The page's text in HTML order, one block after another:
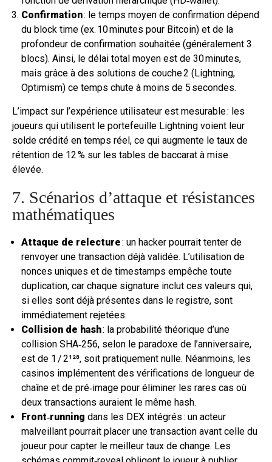
Confirmation: le temps moyen de confirmation dépend
du block time (ex. 10 minutes pour Bitcoin) et de la
profondeur de confirmation souhaitée (généralement 3
blocs). Ainsi, le délai total moyen est de 30 minutes,
mais grâce à des solutions de couche 2 (Lightning,
Optimism) ce temps chute à moins de 5 secondes.
L’impact sur l’expérience utilisateur est mesurable : les
joueurs qui utilisent le portefeuille Lightning voient leur
solde crédité en temps réel, ce qui augmente le taux de
rétention de 12 % sur les tables de baccarat à mise
élevée.
7. Scénarios d’attaque et résistances
mathématiques
Attaque de relecture: un hacker pourrait tenter de
renvoyer une transaction déjà validée. L’utilisation de
nonces uniques et de timestamps empêche toute
duplication, car chaque signature inclut ces valeurs qui,
si elles sont déjà présentes dans le registre, sont
immédiatement rejetées.
Collision de hash: la probabilité théorique d’une
collision SHA‑256, selon le paradoxe de l’anniversaire,
est de 1 / 2¹²⁸, soit pratiquement nulle. Néanmoins, les
casinos implémentent des vérifications de longueur de
chaîne et de pré‑image pour éliminer les rares cas où
deux transactions auraient le même hash.
Front‑running dans les DEX intégrés : un acteur
malveillant pourrait placer une transaction avant celle du
joueur pour capter le meilleur taux de change. Les